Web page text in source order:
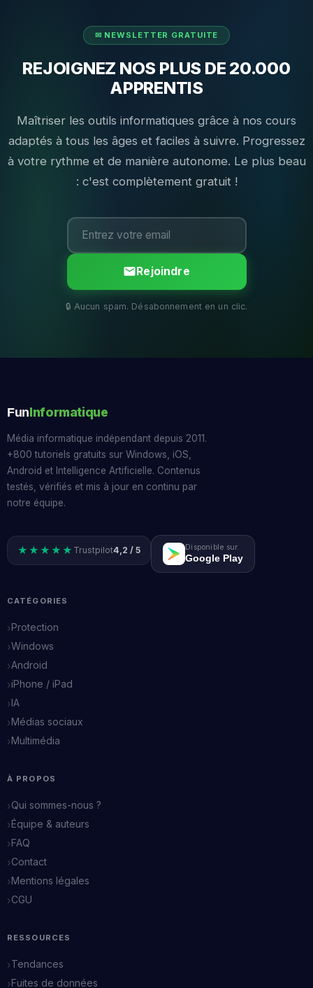
REJOIGNEZ NOS PLUS DE 20.000
APPRENTIS
Maîtriser les outils informatiques grâce à nos cours
adaptés à tous les âges et faciles à suivre. Progressez
à votre rythme et de manière autonome. Le plus beau
: c'est complètement gratuit !
Rejoindre
FunInformatique
Média informatique indépendant depuis 2011.
+800 tutoriels gratuits sur Windows, iOS,
Android et Intelligence Artificielle. Contenus
testés, vérifiés et mis à jour en continu par
notre équipe.
★★★★★ Trustpilot4,2 / 5 Disponible sur
Google Play
CATÉGORIES
Protection
Windows
Android
iPhone / iPad
IA
Médias sociaux
Multimédia
À PROPOS
Qui sommes-nous ?
Équipe & auteurs
FAQ
Contact
Mentions légales
CGU
RESSOURCES
Tendances
Fuites de données